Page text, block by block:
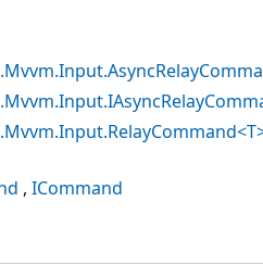
ICommand